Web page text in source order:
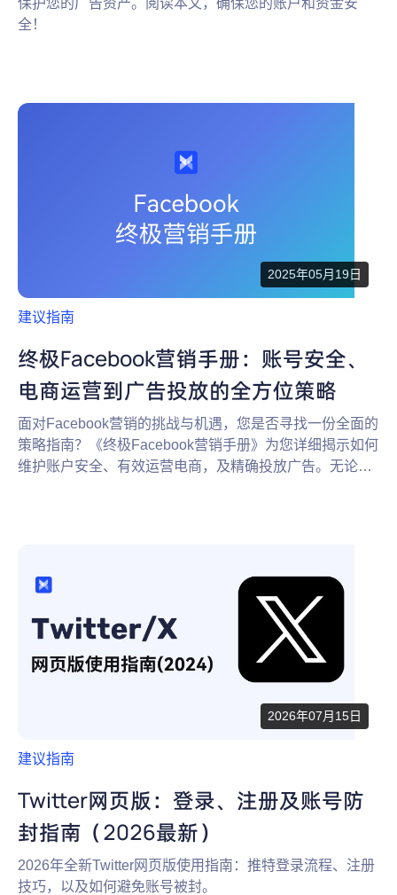
保护您的广告资产。阅读本文，确保您的账户和资金安
全！
2025年05月19日
建议指南
终极Facebook营销手册：账号安全、
电商运营到广告投放的全方位策略
面对Facebook营销的挑战与机遇，您是否寻找一份全面的
策略指南？《终极Facebook营销手册》为您详细揭示如何
维护账户安全、有效运营电商，及精确投放广告。无论您
2026年07月15日
建议指南
Twitter网页版：登录、注册及账号防
封指南（2026最新）
2026年全新Twitter网页版使用指南：推特登录流程、注册
技巧，以及如何避免账号被封。